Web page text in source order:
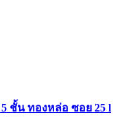
5 ชั้น ทองหล่อ ซอย 25 l